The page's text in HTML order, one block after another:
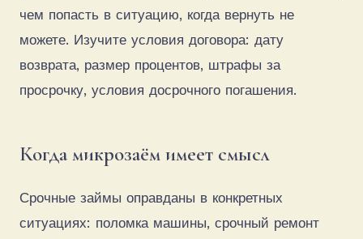
чем попасть в ситуацию, когда вернуть не
можете. Изучите условия договора: дату
возврата, размер процентов, штрафы за
просрочку, условия досрочного погашения.
Когда микрозаём имеет смысл
Срочные займы оправданы в конкретных
ситуациях: поломка машины, срочный ремонт